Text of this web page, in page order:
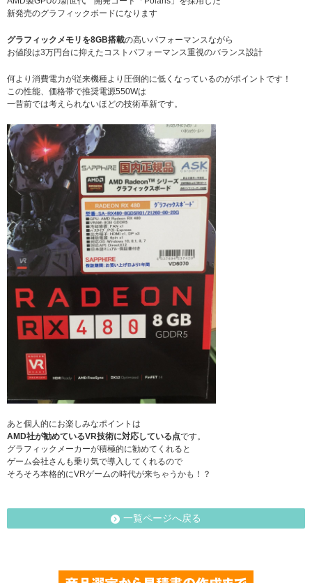
新発売のグラフィックボードになります
グラフィックメモリを8GB搭載の高いパフォーマンスながら
お値段は3万円台に抑えたコストパフォーマンス重視のバランス設計
何より消費電力が従来機種より圧倒的に低くなっているのがポイントです！
この性能、価格帯で推奨電源550Wは
一昔前では考えられないほどの技術革新です。
あと個人的にお楽しみなポイントは
AMD社が勧めているVR技術に対応している点です。
グラフィックメーカーが積極的に勧めてくれると
ゲーム会社さんも乗り気で導入してくれるので
そろそろ本格的にVRゲームの時代が来ちゃうかも！？
一覧ページへ戻る